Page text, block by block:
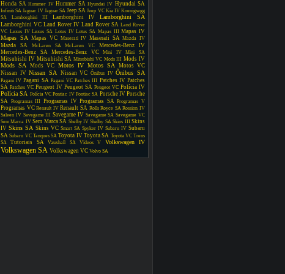
Honda SA Hummer IV Hummer SA Hyundai IV Hyundai SA
Infiniti SA Jaguar IV Jaguar SA Jeep SA Jeep VC Kia IV Koenigsegg
SA
Lamborghini III Lamborghini IV Lamborghini SA
Lamborghini VC Land Rover IV Land Rover SA Land Rover
VC Lexus IV Lexus SA Lotus IV Lotus SA Mapas III Mapas IV
Mapas SA Mapas VC Maserati IV Maserati SA Mazda IV
Mazda SA McLaren SA McLaren VC
Mercedes-Benz IV
Mercedes-Benz SA
Mercedes-Benz VC Mini IV Mini SA
Mitsubishi IV Mitsubishi SA Mitsubishi VC Mods III Mods IV
Mods SA Mods VC Motos IV Motos SA
Motos VC
Nissan IV Nissan SA Nissan VC Ônibus IV Ônibus SA
Pagani IV Pagani SA Pagani VC Patches III Patches IV Patches
SA Patches VC Peugeot IV Peugeot SA Peugeot VC Polícia IV
Polícia SA Polícia VC Pontiac IV Pontiac SA Porsche IV Porsche
SA Programas III Programas IV Programas SA Programas V
Programas VC Renault IV Renault SA Rolls Royce SA Rossion IV
Saleen IV Savegame III Savegame IV Savegame SA Savegame VC
Sem Marca IV Sem Marca SA Shelby IV Shelby SA Skins III Skins
IV Skins SA Skins VC Smart SA Spyker IV Subaru IV Subaru
SA Subaru VC Tanques SA Toyota IV Toyota SA Toyota VC Trens
SA
Tutoriais SA Vauxhall SA Vídeos V Volkswagen IV
Volkswagen SA Volkswagen VC Volvo SA